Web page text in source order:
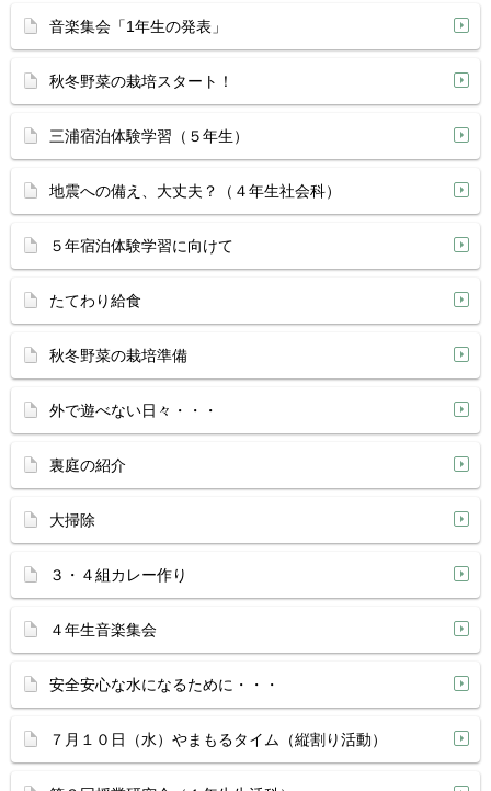
音楽集会「1年生の発表」
秋冬野菜の栽培スタート！
三浦宿泊体験学習（５年生）
地震への備え、大丈夫？（４年生社会科）
５年宿泊体験学習に向けて
たてわり給食
秋冬野菜の栽培準備
外で遊べない日々・・・
裏庭の紹介
大掃除
３・４組カレー作り
４年生音楽集会
安全安心な水になるために・・・
７月１０日（水）やまもるタイム（縦割り活動）